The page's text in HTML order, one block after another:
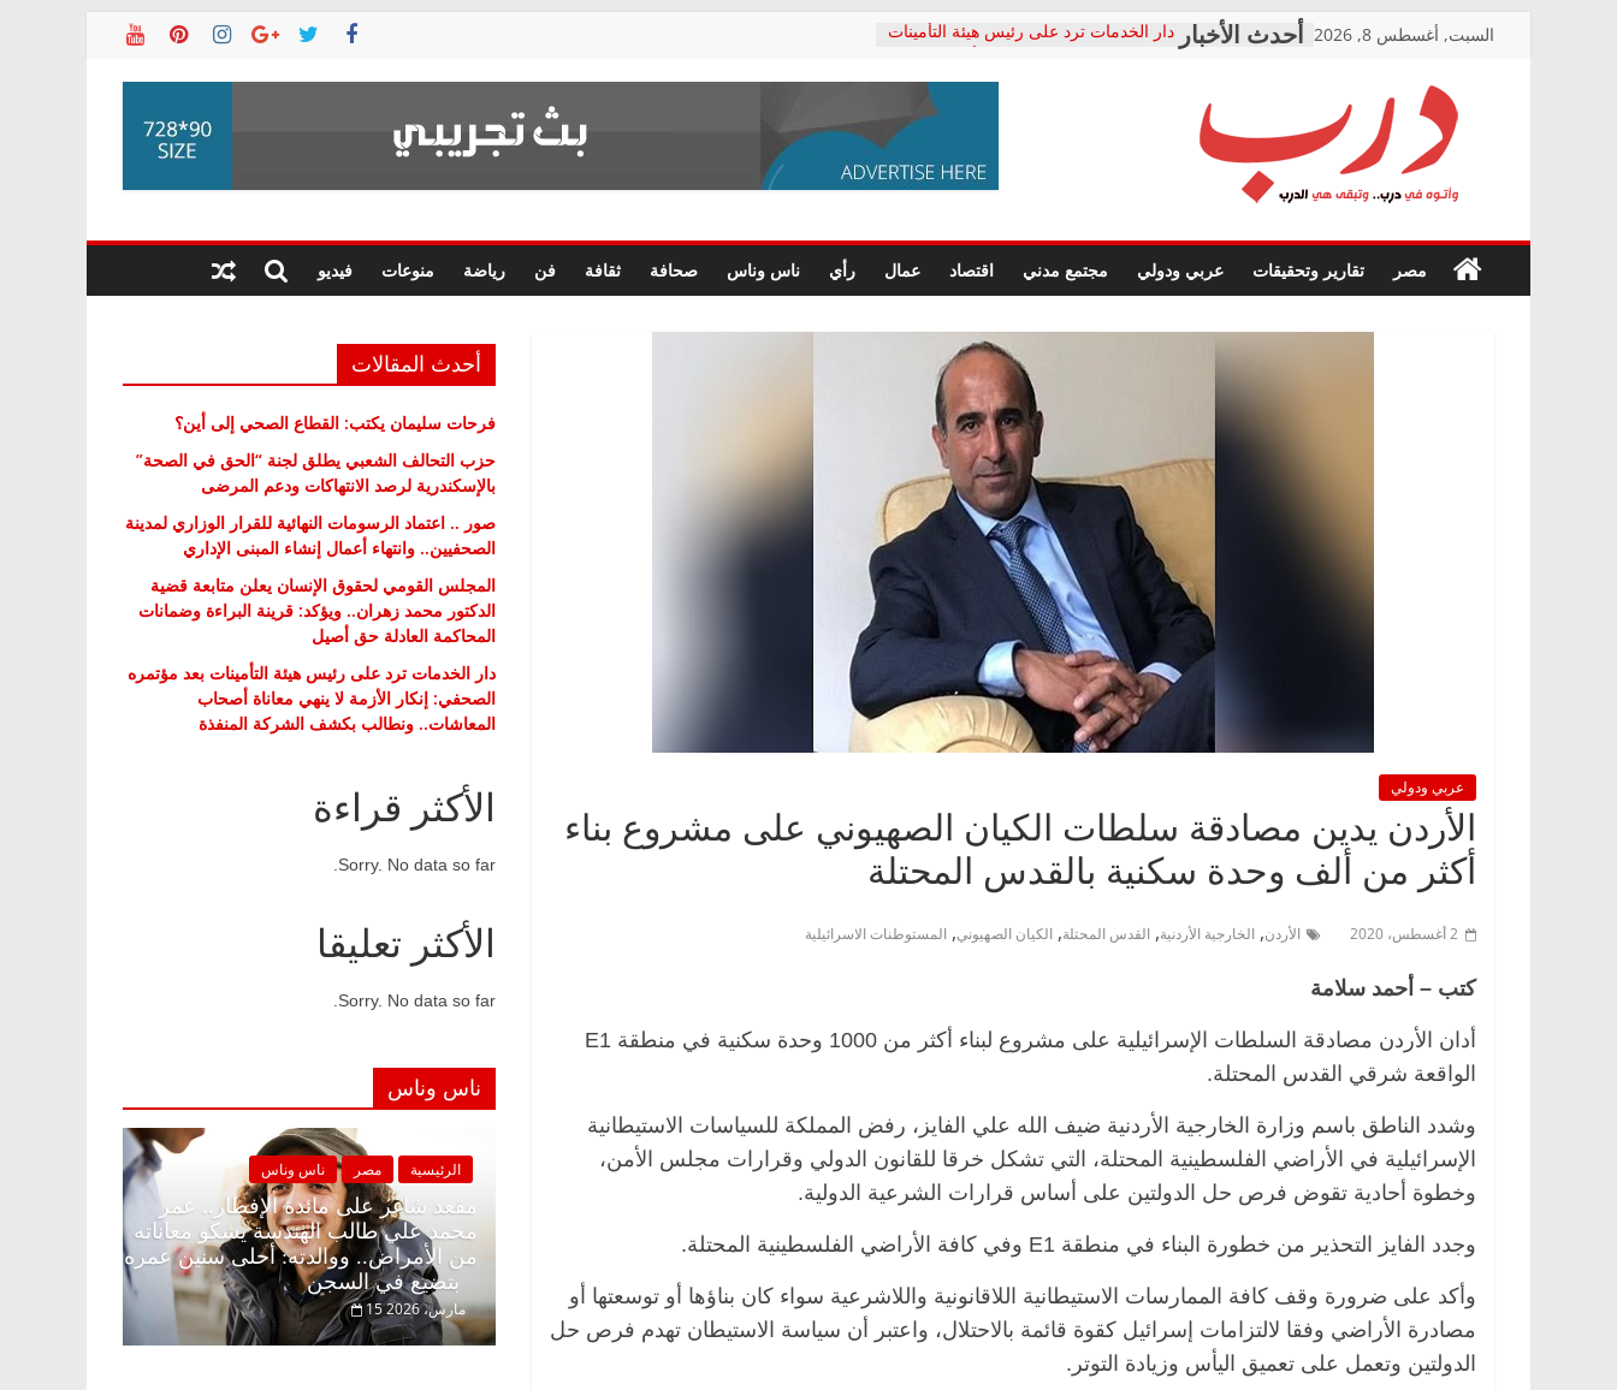
السبت, أغسطس 8, 2026
دار الخدمات ترد على رئيس هيئة التأمينات
معاناة أصحاب المعاشات.. ونطالب بكشف
فرحات سليمان يكتب: القطاع الصحي إلى
حزب التحالف الشعبي يطلق لجنة “الحق
صور .. اعتماد الرسومات النهائية للقرار
الوزاري لمدينة الصحفيين.. وانتهاء أعمال
إنشاء المبنى الإداري
متابعة قضية الدكتور محمد زهران.. ويؤكد:
قرينة البراءة وضمانات المحاكمة العادلة
درب
في
درب..
مصر تقارير وتحقيقات عربي ودولي مجتمع مدني اقتصاد عمال رأي ناس وناس صحافة ثقافة فن رياضة منوعات فيديو
عربي ودولي
الأردن يدين مصادقة سلطات الكيان الصهيوني على مشروع بناء
أكثر من ألف وحدة سكنية بالقدس المحتلة
2 أغسطس، 2020 الأردن, الخارجية الأردنية, القدس المحتلة, الكيان الصهيوني, المستوطنات الاسرائيلية
كتب – أحمد سلامة
أدان الأردن مصادقة السلطات الإسرائيلية على مشروع لبناء أكثر من 1000 وحدة سكنية في منطقة E1
الواقعة شرقي القدس المحتلة.
وشدد الناطق باسم وزارة الخارجية الأردنية ضيف الله علي الفايز، رفض المملكة للسياسات الاستيطانية
الإسرائيلية في الأراضي الفلسطينية المحتلة، التي تشكل خرقا للقانون الدولي وقرارات مجلس الأمن،
وخطوة أحادية تقوض فرص حل الدولتين على أساس قرارات الشرعية الدولية.
وجدد الفايز التحذير من خطورة البناء في منطقة E1 وفي كافة الأراضي الفلسطينية المحتلة.
وأكد على ضرورة وقف كافة الممارسات الاستيطانية اللاقانونية واللاشرعية سواء كان بناؤها أو توسعتها أو
مصادرة الأراضي وفقا لالتزامات إسرائيل كقوة قائمة بالاحتلال، واعتبر أن سياسة الاستيطان تهدم فرص حل
الدولتين وتعمل على تعميق اليأس وزيادة التوتر.
أحدث المقالات
فرحات سليمان يكتب: القطاع الصحي إلى أين؟
حزب التحالف الشعبي يطلق لجنة “الحق في الصحة”
بالإسكندرية لرصد الانتهاكات ودعم المرضى
صور .. اعتماد الرسومات النهائية للقرار الوزاري لمدينة
الصحفيين.. وانتهاء أعمال إنشاء المبنى الإداري
المجلس القومي لحقوق الإنسان يعلن متابعة قضية
الدكتور محمد زهران.. ويؤكد: قرينة البراءة وضمانات
المحاكمة العادلة حق أصيل
دار الخدمات ترد على رئيس هيئة التأمينات بعد مؤتمره
الصحفي: إنكار الأزمة لا ينهي معاناة أصحاب
المعاشات.. ونطالب بكشف الشركة المنفذة
الأكثر قراءة
Sorry. No data so far.
الأكثر تعليقا
Sorry. No data so far.
ناس وناس
الرئيسية مصر ناس وناس
مقعد شاغر على مائدة الإفطار..
محمد علي طالب الهندسة يشكو
من الأمراض.. ووالدته: أحلى
بتضيع في السجن
15 مارس، 2026
الرئيسية ناس وناس
مقعد شاغر على الإفطار وبلكونة بلا زينة
رمضان.. د. عبدالخالق فاروق خبير
اقتصادي في انتظار حلم الحرية ولمة
22 فبراير، 2026
الرئيسية مصر ناس وناس
مقعد شاغر على مائدة الإفطار.. يحيى
حسين عبدالهادي فارس مقاومة
الخصخصة الذي دافع عن المال العام
(بروفايل)
21 فبراير، 2026
الرئيسية مصر ناس وناس
في ذكرى رحيله.. د. نور فرحات فقيه
قانوني دافع عن قضايا الوطن وانحاز
26 يناير، 2026
وحيداً على أبواب